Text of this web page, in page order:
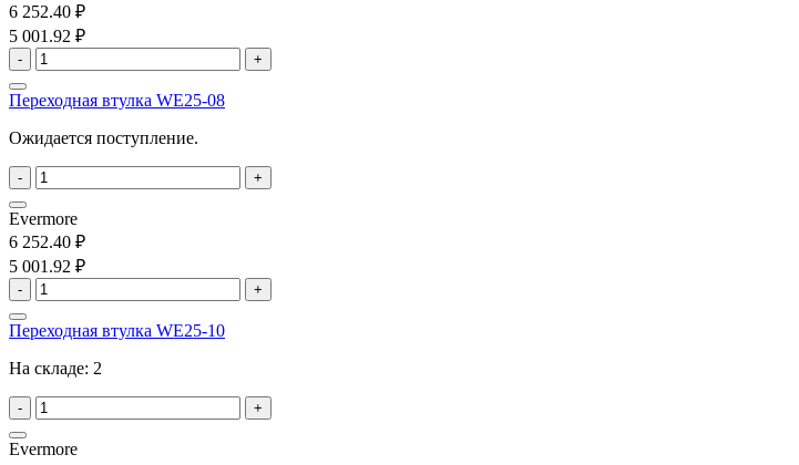
6 252.40 ₽
5 001.92 ₽
- +
Переходная втулка WE25-08
Ожидается поступление.
- +
Evermore
6 252.40 ₽
5 001.92 ₽
- +
Переходная втулка WE25-10
На складе: 2
- +
Evermore